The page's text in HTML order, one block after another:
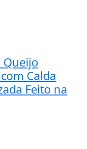
Queijo
Calda
Feito na